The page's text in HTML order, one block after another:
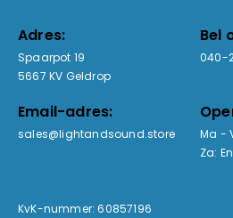
Adres:
Spaarpot 19
5667 KV Geldrop
Bel
040-
Email-adres:
sales@lightandsound.store
Ma -
Za:
KvK-nummer: 60857196